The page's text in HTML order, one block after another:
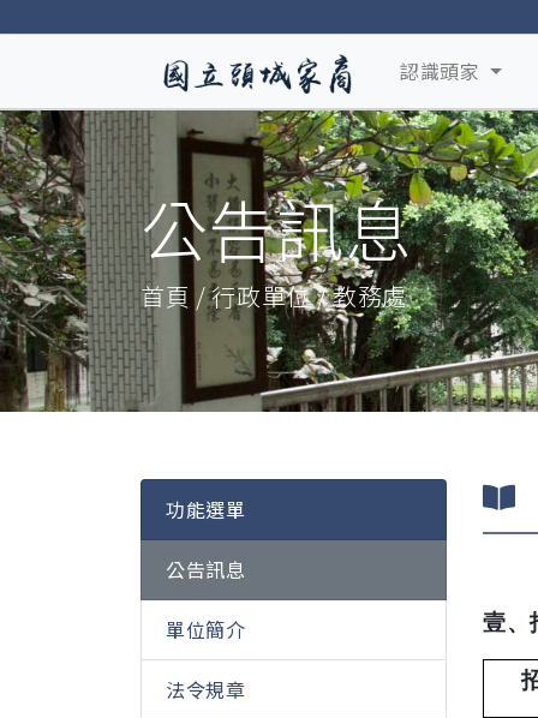
認識頭家
公告訊息
首頁 / 行政單位 / 教務處
功能選單
公告訊息
單位簡介
法令規章
壹、